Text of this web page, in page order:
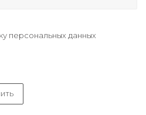
персональных данных